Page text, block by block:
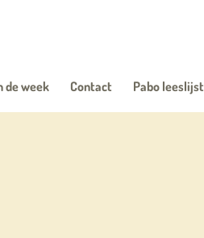
de week Contact Pabo leeslijst